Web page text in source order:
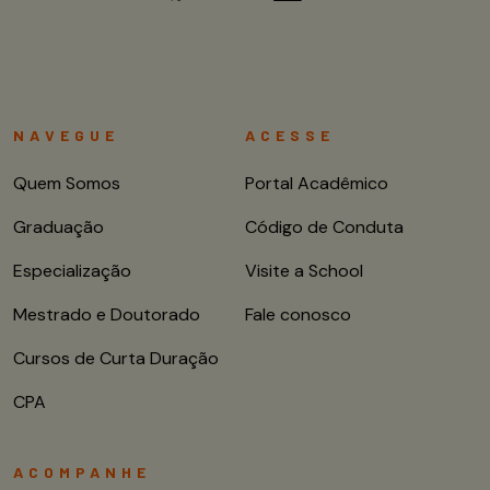
NAVEGUE
Quem Somos
Graduação
Especialização
Mestrado e Doutorado
Cursos de Curta Duração
CPA
ACESSE
Portal Acadêmico
Código de Conduta
Visite a School
Fale conosco
ACOMPANHE